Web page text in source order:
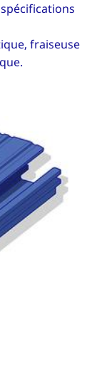
fraiseuse